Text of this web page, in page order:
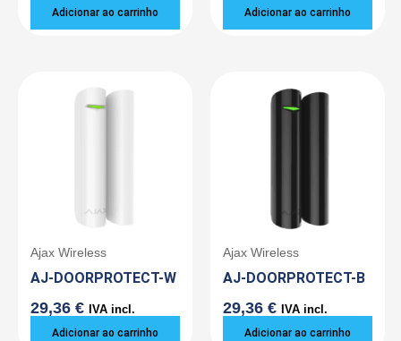
Adicionar ao carrinho Adicionar ao carrinho
Ajax Wireless
AJ-DOORPROTECT-W
29,36 € IVA incl.
Adicionar ao carrinho
Ajax Wireless
AJ-DOORPROTECT-B
29,36 € IVA incl.
Adicionar ao carrinho